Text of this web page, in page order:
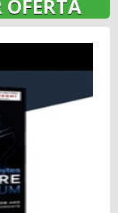
OFERTA